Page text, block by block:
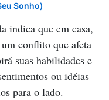
Sonho)
indica que em casa,
conflito que afeta
suas habilidades e
ou idéias
para o lado.